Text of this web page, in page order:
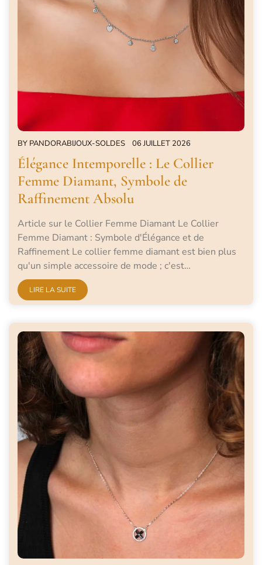
BY PANDORABIJOUX-SOLDES 06 JUILLET 2026
Élégance Intemporelle : Le Collier
Femme Diamant, Symbole de
Raffinement Absolu
Article sur le Collier Femme Diamant Le Collier
Femme Diamant : Symbole d'Élégance et de
Raffinement Le collier femme diamant est bien plus
qu'un simple accessoire de mode ; c'est…
LIRE LA SUITE